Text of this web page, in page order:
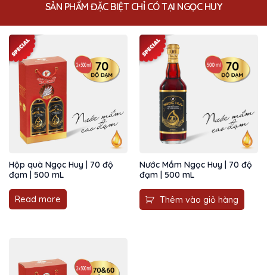
SẢN PHẨM ĐẶC BIỆT CHỈ CÓ TẠI NGỌC HUY
Hộp quà Ngọc Huy | 70 độ
đạm | 500 mL
Read more
Nước Mắm Ngọc Huy | 70 độ
đạm | 500 mL
Thêm vào giỏ hàng